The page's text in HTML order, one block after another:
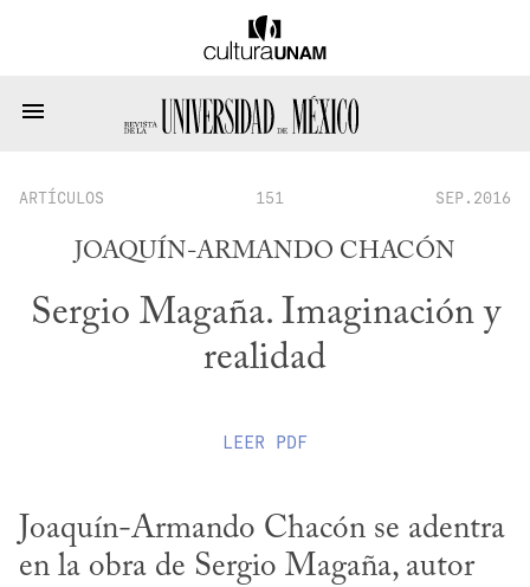
ARTÍCULOS 151 SEP.2016
JOAQUÍN-ARMANDO CHACÓN
Sergio Magaña. Imaginación y
realidad
LEER PDF
Joaquín-Armando Chacón se adentra
en la obra de Sergio Magaña, autor